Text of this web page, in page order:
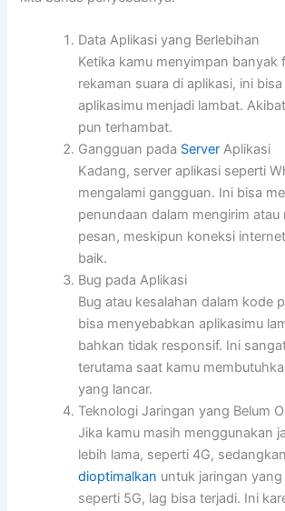
Data Aplikasi yang Berlebihan
Ketika kamu menyimpan banyak
rekaman suara di aplikasi, ini
aplikasimu menjadi lambat.
pun terhambat.
Gangguan pada Server Aplikasi
Kadang, server aplikasi seperti
mengalami gangguan. Ini bisa
penundaan dalam mengirim atau
pesan, meskipun koneksi
baik.
Bug pada Aplikasi
Bug atau kesalahan dalam kode
bisa menyebabkan aplikasimu
bahkan tidak responsif. Ini
terutama saat kamu
yang lancar.
Teknologi Jaringan yang Belum
Jika kamu masih menggunakan
lebih lama, seperti 4G,
dioptimalkan untuk jaringan
seperti 5G, lag bisa terjadi. Ini